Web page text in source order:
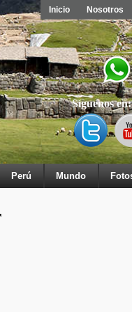
Inicio Nosotros
Síguenos en:
Perú Mundo